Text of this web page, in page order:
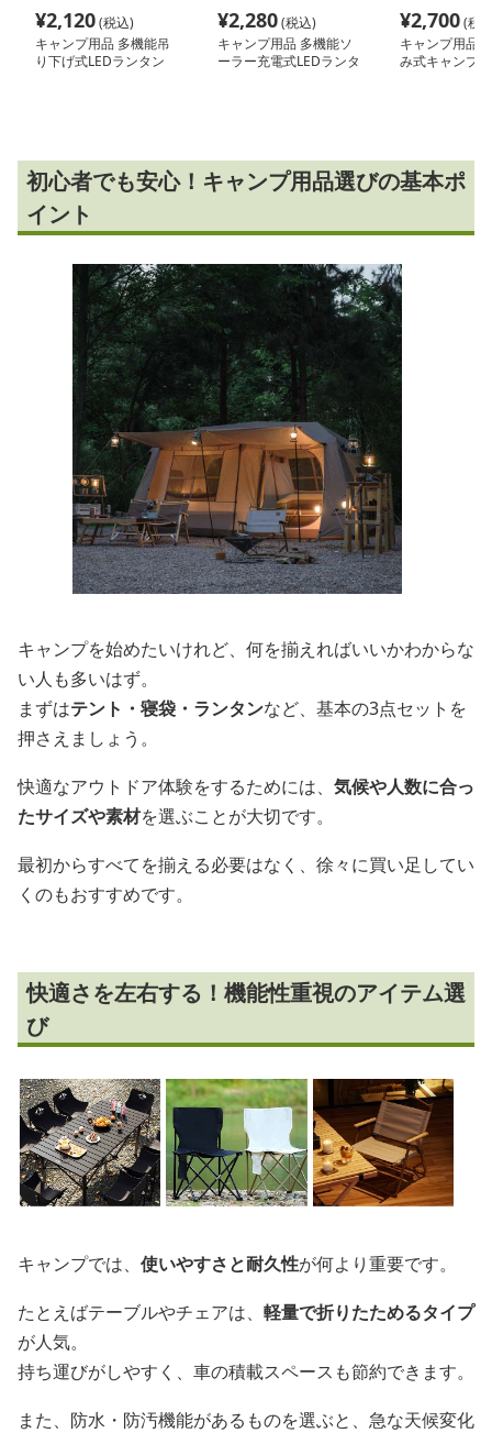
¥2,120(税込)
キャンプ用品 多機能吊
り下げ式LEDランタン
¥2,280(税込)
キャンプ用品 多機能ソ
ーラー充電式LEDランタ
¥2,700(税
キャンプ用品
み式キャンプ
初心者でも安心！キャンプ用品選びの基本ポ
イント
キャンプを始めたいけれど、何を揃えればいいかわからな
い人も多いはず。
まずはテント・寝袋・ランタンなど、基本の3点セットを
押さえましょう。
快適なアウトドア体験をするためには、 気候や人数に合っ
たサイズや素材を選ぶことが大切です。
最初からすべてを揃える必要はなく、徐々に買い足してい
くのもおすすめです。
快適さを左右する！機能性重視のアイテム選
び
キャンプでは、 使いやすさと耐久性が何より重要です。
たとえばテーブルやチェアは、 軽量で折りたためるタイプ
が人気。
持ち運びがしやすく、車の積載スペースも節約できます。
また、防水・防汚機能があるものを選ぶと、急な天候変化